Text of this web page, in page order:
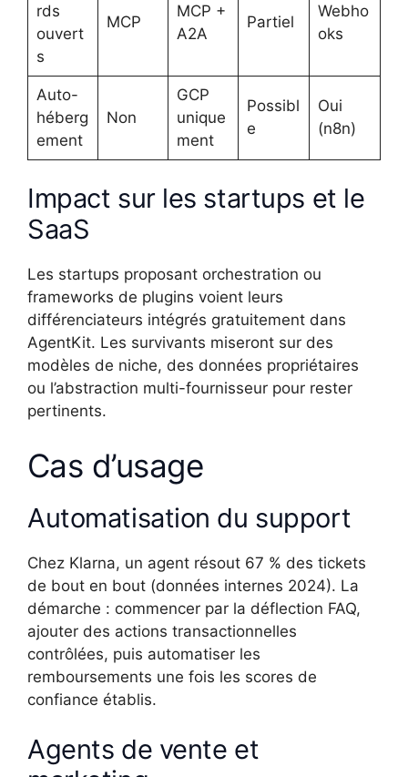
rds
ouvert
s
MCP
MCP +
A2A
Partiel
Webho
oks
Auto-
héberg
ement
Non
GCP
unique
ment
Possibl
e
Oui
(n8n)
Impact sur les startups et le
SaaS
Les startups proposant orchestration ou
frameworks de plugins voient leurs
différenciateurs intégrés gratuitement dans
AgentKit. Les survivants miseront sur des
modèles de niche, des données propriétaires
ou l’abstraction multi-fournisseur pour rester
pertinents.
Cas d’usage
Automatisation du support
Chez Klarna, un agent résout 67 % des tickets
de bout en bout (données internes 2024). La
démarche : commencer par la déflection FAQ,
ajouter des actions transactionnelles
contrôlées, puis automatiser les
remboursements une fois les scores de
confiance établis.
Agents de vente et